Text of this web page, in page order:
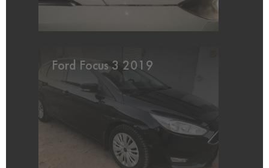
Ford Focus 3 2019